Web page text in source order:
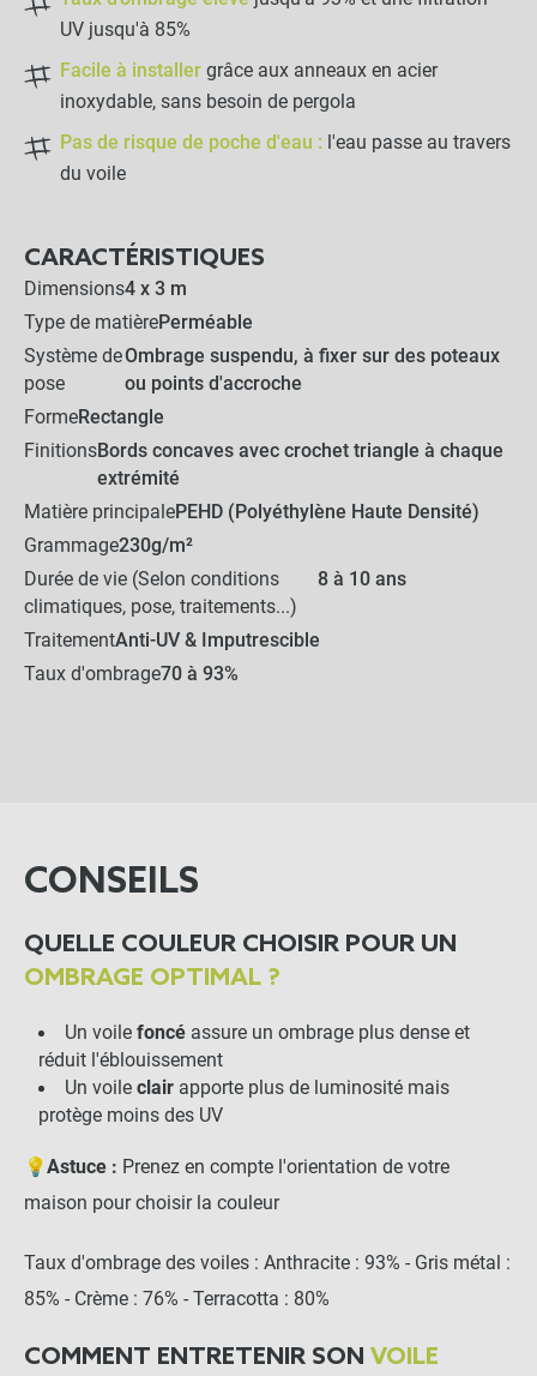
perméable à suspendre
Anthracite
NOTRE RECOMMANDATION POUR
UNE POSE EN TOUTE TRANQUILLITÉ
15,00 €
UV jusqu'à 85%
Facile à installer grâce aux anneaux en acier
inoxydable, sans besoin de pergola
Pas de risque de poche d'eau : l'eau passe au travers
du voile
CARACTÉRISTIQUES
Dimensions4 x 3 m
Type de matièrePerméable
Système de
pose
Ombrage suspendu, à fixer sur des poteaux
ou points d'accroche
FormeRectangle
FinitionsBords concaves avec crochet triangle à chaque
extrémité
Matière principalePEHD (Polyéthylène Haute Densité)
Grammage230g/m²
Durée de vie (Selon conditions
climatiques, pose, traitements...)
8 à 10 ans
TraitementAnti-UV & Imputrescible
Taux d'ombrage70 à 93%
CONSEILS
QUELLE COULEUR CHOISIR POUR UN
OMBRAGE OPTIMAL ?
Un voile foncéassure un ombrage plus dense et
réduit l'éblouissement
Un voile clairapporte plus de luminosité mais
protège moins des UV
💡Astuce : Prenez en compte l'orientation de votre
maison pour choisir la couleur
Taux d'ombrage des voiles : Anthracite : 93% - Gris métal :
85% - Crème : 76% - Terracotta : 80%
COMMENT ENTRETENIR SON VOILE